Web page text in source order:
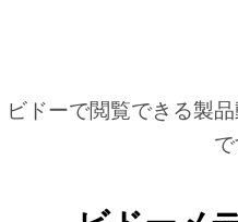
ビドーで閲覧できる製
で